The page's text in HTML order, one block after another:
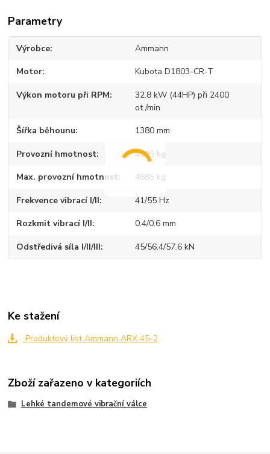
Parametry
Výrobce Ammann
Motor Kubota D1803-CR-T
Výkon motoru při RPM
32.8 kW (44HP) při 2400
ot./min
Šířka běhounu 1380 mm
Provozní hmotnost 4395 kg
Max. provozní hmotnost 4685 kg
Frekvence vibrací I/II 41/55 Hz
Rozkmit vibrací I/II 0.4/0.6 mm
Odstředivá síla I/II/III 45/56.4/57.6 kN
Ke stažení
Produktový list Ammann ARX 45-2
Zboží zařazeno v kategoriích
Lehké tandemové vibrační válce